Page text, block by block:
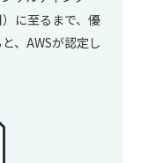
に至るまで、優
、AWSが認定し